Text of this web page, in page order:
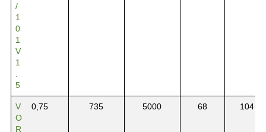
/
1
0
1
V
1
5
V
O
R
0,75 735 5000 68 104